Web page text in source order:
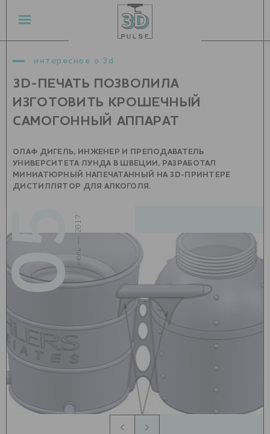
интересное о 3d
3D-ПЕЧАТЬ ПОЗВОЛИЛА
ИЗГОТОВИТЬ КРОШЕЧНЫЙ
САМОГОННЫЙ АППАРАТ
ОЛАФ ДИГЕЛЬ, ИНЖЕНЕР И ПРЕПОДАВАТЕЛЬ
УНИВЕРСИТЕТА ЛУНДА В ШВЕЦИИ, РАЗРАБОТАЛ
МИНИАТЮРНЫЙ НАПЕЧАТАННЫЙ НА 3D-ПРИНТЕРЕ
ДИСТИЛЛЯТОР ДЛЯ АЛКОГОЛЯ.
05
июль — 2017